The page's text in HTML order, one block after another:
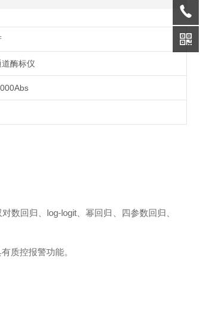
道酶标仪
数回归、log-logit、幂回归、四参数回归、
质控报警功能。